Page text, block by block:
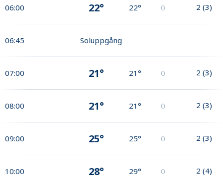
06:00 22° 22° 0 2 (3)
06:45 Soluppgång
07:00 21° 21° 0 2 (3)
08:00 21° 21° 0 2 (3)
09:00 25° 25° 0 2 (3)
10:00 28° 29° 0 2 (4)